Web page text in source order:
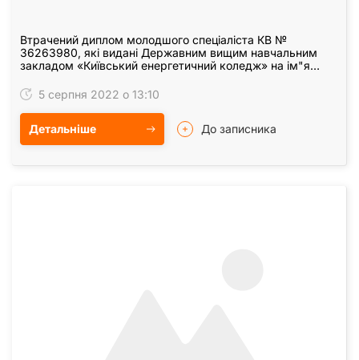
Втрачений диплом молодшого спеціаліста КВ №
36263980, які видані Державним вищим навчальним
закладом «Київський енергетичний коледж» на ім"я
5 серпня 2022 о 13:10
Детальніше До записника